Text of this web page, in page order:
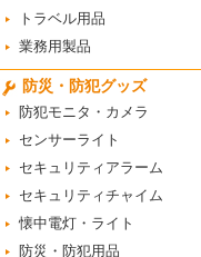
トラベル用品
業務用製品
防災・防犯グッズ
防犯モニタ・カメラ
センサーライト
セキュリティアラーム
セキュリティチャイム
懐中電灯・ライト
防災・防犯用品